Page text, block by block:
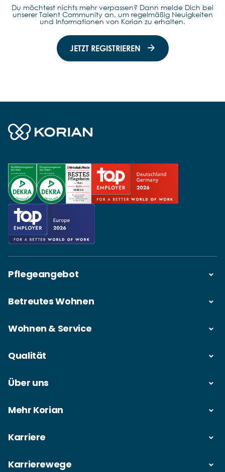
Du möchtest nichts mehr verpassen? Dann melde Dich bei
unserer Talent Community an, um regelmäßig Neuigkeiten
und Informationen von Korian zu erhalten.
JETZT REGISTRIEREN
Pflegeangebot
Betreutes Wohnen
Wohnen & Service
Qualität
Über uns
Mehr Korian
Karriere
Karrierewege